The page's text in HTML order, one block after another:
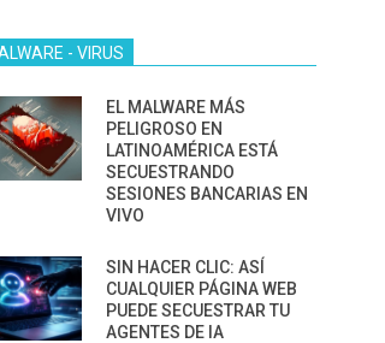
- VIRUS
EL MALWARE MÁS
PELIGROSO EN
LATINOAMÉRICA ESTÁ
SECUESTRANDO
SESIONES BANCARIAS EN
VIVO
SIN HACER CLIC: ASÍ
CUALQUIER PÁGINA WEB
PUEDE SECUESTRAR TU
AGENTES DE IA